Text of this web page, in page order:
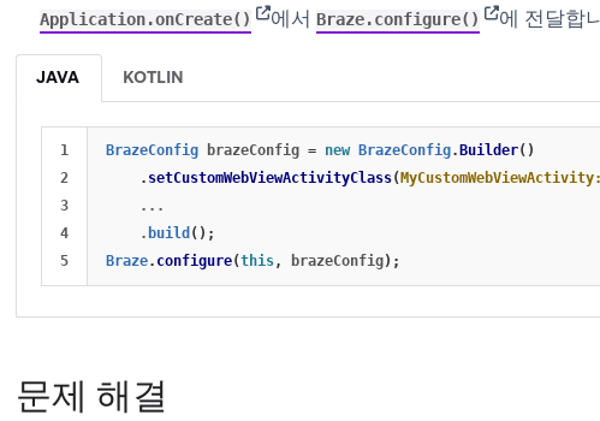
Application.onCreate() (opens in new tab)
에서 Braze.configure() (opens in
에 전달합
JAVA KOTLIN
1
2
3
4
BrazeConfig brazeConfig = new BrazeConfig. Builder()
. setCustomWebViewActivityClass( MyCustomWebViewActivity:
...
. build ();
Braze. configure(this, brazeConfig);
문제 해결